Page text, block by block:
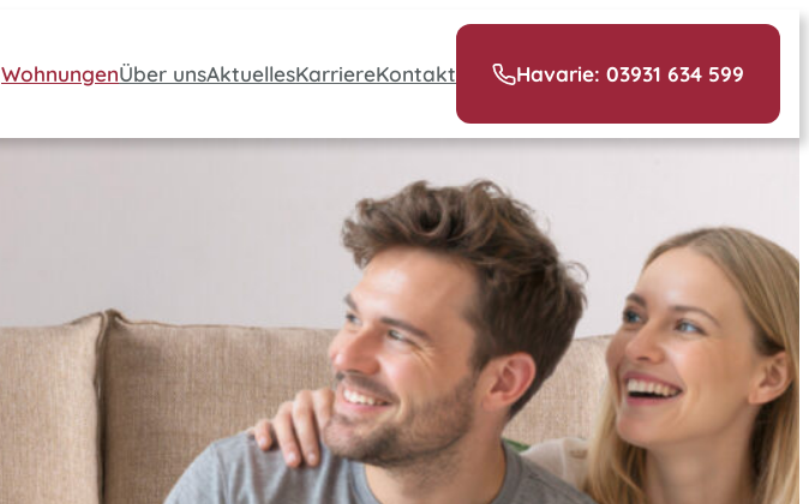
WohnungenÜber unsAktuellesKarriereKontakt Havarie: 03931 634 599